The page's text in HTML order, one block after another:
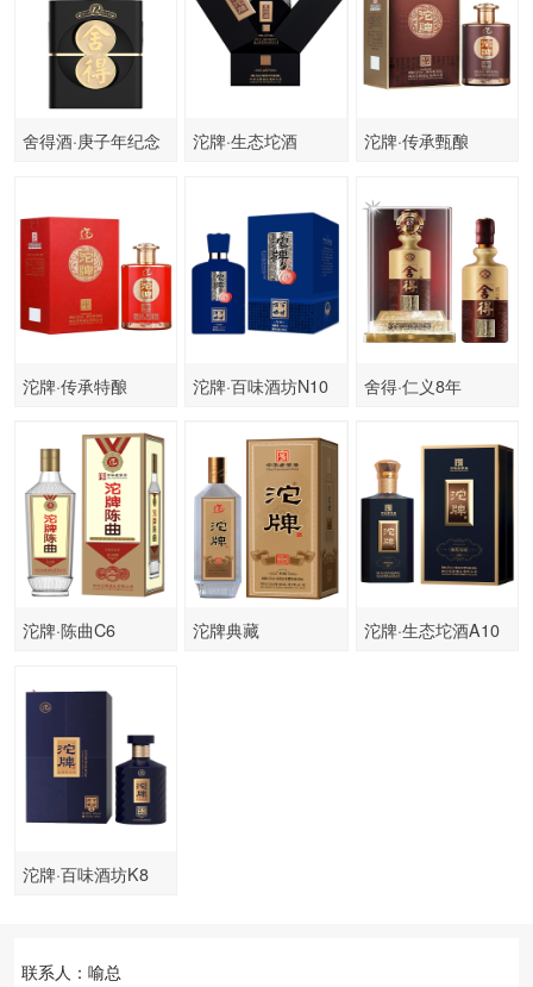
舍得酒·庚子年纪念
沱牌·生态坨酒 沱牌·传承甄酿
沱牌·传承特酿 沱牌·百味酒坊N10 舍得·仁义8年
沱牌·陈曲C6 沱牌典藏 沱牌·生态坨酒A10
沱牌·百味酒坊K8
联系人：喻总